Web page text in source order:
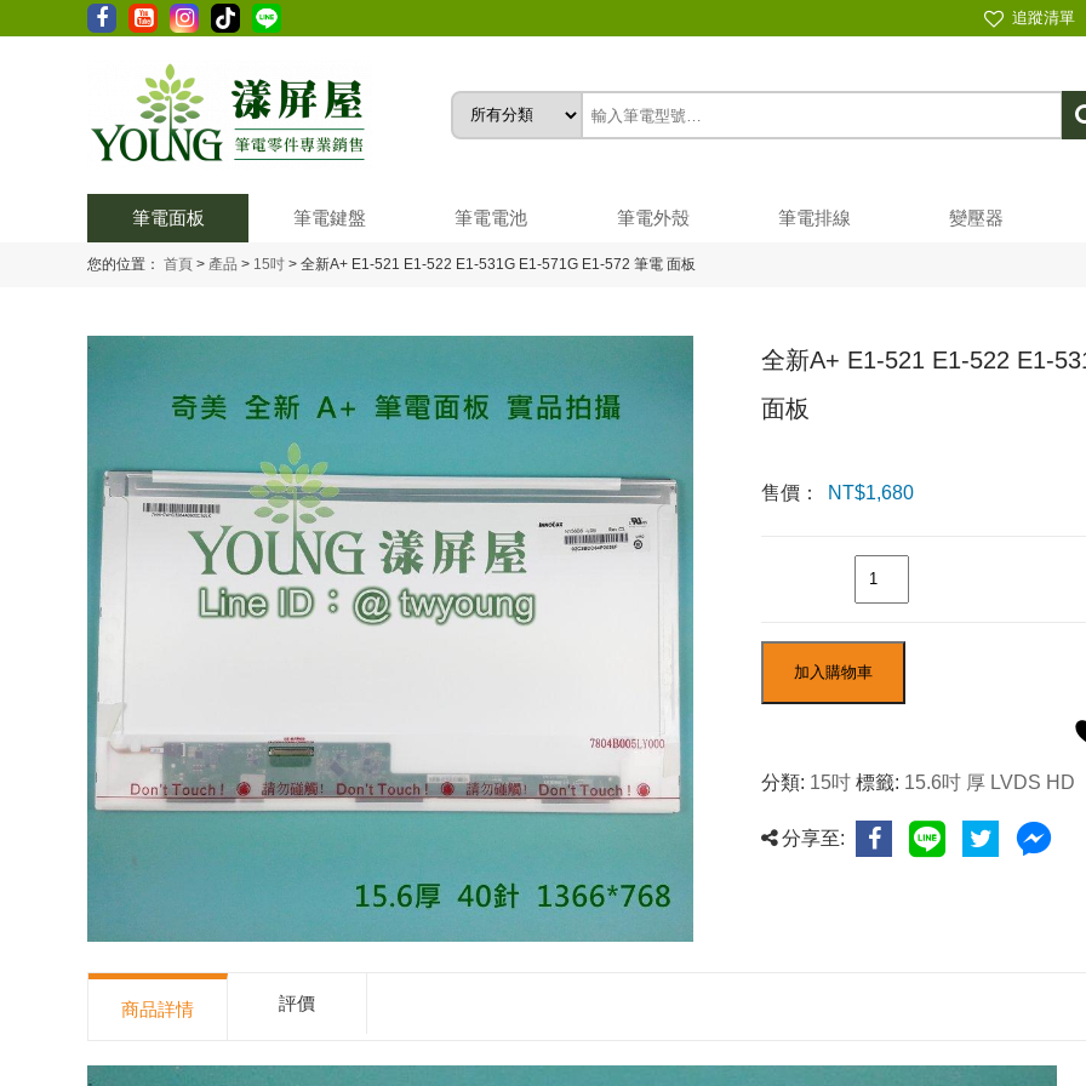
追蹤清單
筆電面板 筆電鍵盤 筆電電池 筆電外殼 筆電排線 變壓器
您的位置： 首頁 > 產品 > 15吋 > 全新A+ E1-521 E1-522 E1-531G E1-571G E1-572 筆電 面板
全新A+ E1-521 E1-522 E1-
面板
售價： NT$1,680
加入購物車
分類: 15吋 標籤: 15.6吋 厚 LVDS HD
分享至:
商品詳情 評價